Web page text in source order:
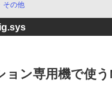
その他
ョン専用機で使